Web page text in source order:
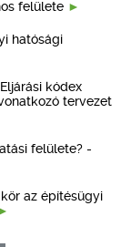
felülete
hatósági
kódex
tervezet
felülete? -
az építésügyi